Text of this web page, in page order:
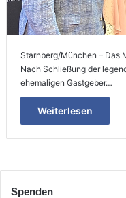
Starnberg/München – Das
Nach Schließung der
ehemaligen Gastgeber…
Weiterlesen
Spenden